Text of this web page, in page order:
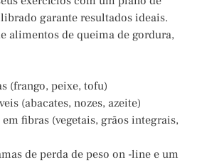
garante resultados ideais.
alimentos de queima de gordura,
(frango, peixe, tofu)
​​(abacates, nozes, azeite)
fibras (vegetais, grãos integrais,
de perda de peso on -line e um